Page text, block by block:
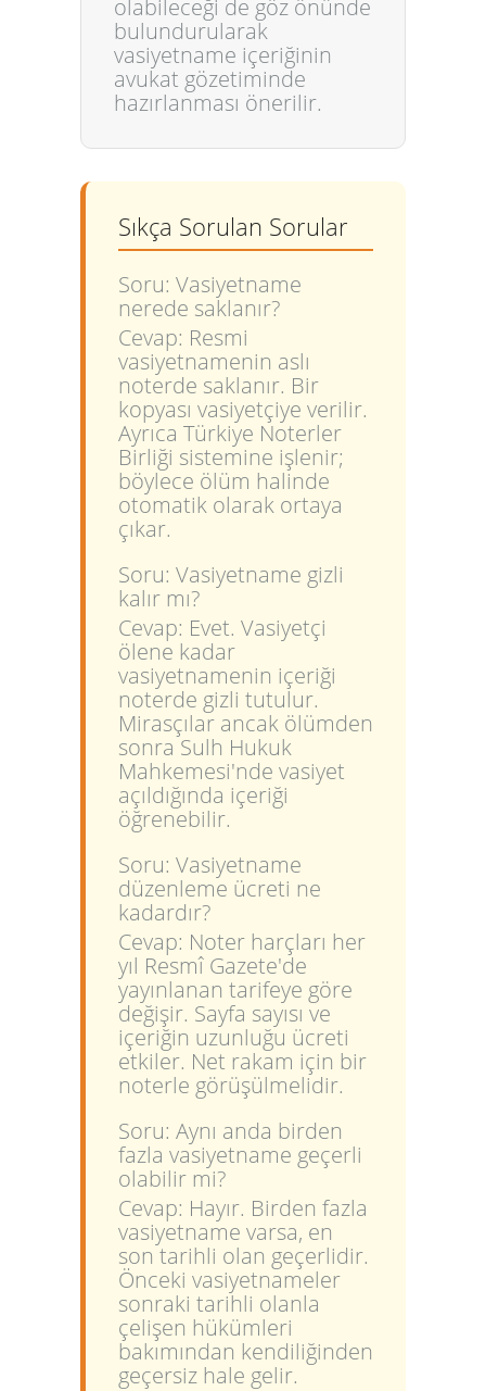
olabileceği de göz önünde
bulundurularak
vasiyetname içeriğinin
avukat gözetiminde
hazırlanması önerilir.
Sıkça Sorulan Sorular
Soru: Vasiyetname
nerede saklanır?
Cevap: Resmi
vasiyetnamenin aslı
noterde saklanır. Bir
kopyası vasiyetçiye verilir.
Ayrıca Türkiye Noterler
Birliği sistemine işlenir;
böylece ölüm halinde
otomatik olarak ortaya
çıkar.
Soru: Vasiyetname gizli
kalır mı?
Cevap: Evet. Vasiyetçi
ölene kadar
vasiyetnamenin içeriği
noterde gizli tutulur.
Mirasçılar ancak ölümden
sonra Sulh Hukuk
Mahkemesi'nde vasiyet
açıldığında içeriği
öğrenebilir.
Soru: Vasiyetname
düzenleme ücreti ne
kadardır?
Cevap: Noter harçları her
yıl Resmî Gazete'de
yayınlanan tarifeye göre
değişir. Sayfa sayısı ve
içeriğin uzunluğu ücreti
etkiler. Net rakam için bir
noterle görüşülmelidir.
Soru: Aynı anda birden
fazla vasiyetname geçerli
olabilir mi?
Cevap: Hayır. Birden fazla
vasiyetname varsa, en
son tarihli olan geçerlidir.
Önceki vasiyetnameler
sonraki tarihli olanla
çelişen hükümleri
bakımından kendiliğinden
geçersiz hale gelir.